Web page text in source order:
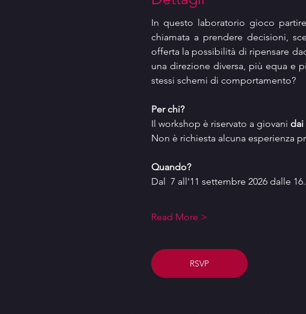
In questo laboratorio gioco
chiamata a prendere decisioni,
offerta la possibilità di ripensare
una direzione diversa, più equa e
stessi schemi di comportamento?
Per chi?
Il workshop è riservato a giovani dai
Non è richiesta alcuna esperienza
Quando?
Dal  7 all'11 settembre 2026 dalle
Read More >
RSVP